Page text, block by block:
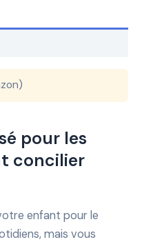
pour les
concilier
enfant pour le
mais vous